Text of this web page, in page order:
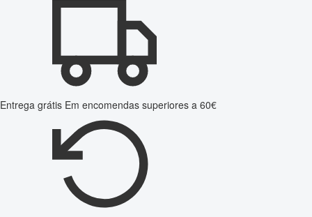
Entrega grátis Em encomendas superiores a 60€